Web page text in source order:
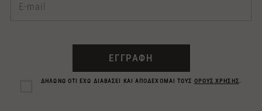
ΕΓΓΡΑΦΗ
ΔΗΛΩΝΩ ΟΤΙ ΕΧΩ ΔΙΑΒΑΣΕΙ ΚΑΙ ΑΠΟΔΕΧΟΜΑΙ ΤΟΥΣ ΟΡΟΥΣ ΧΡΗΣΗΣ.